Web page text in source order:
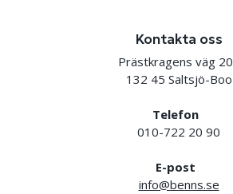
Kontakta oss
Prästkragens väg 20
132 45 Saltsjö-Boo
Telefon
010-722 20 90
E-post
info@benns.se